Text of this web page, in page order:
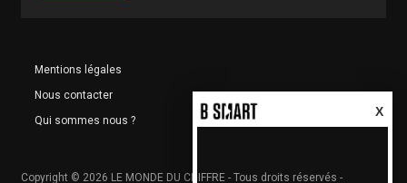
Mentions légales
Nous contacter
Qui sommes nous ?
Copyright © 2026 LE MONDE DU CHIFFRE - Tous droits réservés -
X